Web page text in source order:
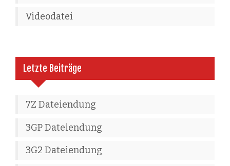
Videodatei
Letzte Beiträge
7Z Dateiendung
3GP Dateiendung
3G2 Dateiendung